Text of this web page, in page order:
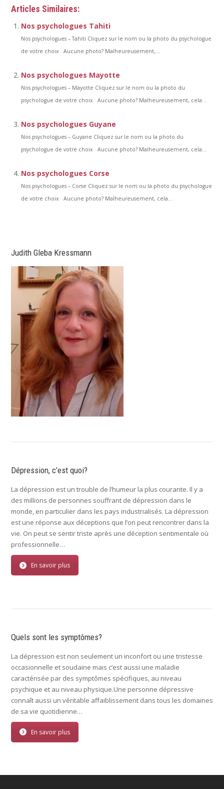
Articles Similaires:
Nos psychologues Tahiti
Nos psychologues – Tahiti Cliquez sur le nom ou la photo du psychologue
de votre choix Aucune photo? Malheureusement,...
Nos psychologues Mayotte
Nos psychologues – Mayotte Cliquez sur le nom ou la photo du
psychologue de votre choix Aucune photo? Malheureusement, cela...
Nos psychologues Guyane
Nos psychologues – Guyane Cliquez sur le nom ou la photo du
psychologue de votre choix Aucune photo? Malheureusement, cela...
Nos psychologues Corse
Nos psychologues – Corse Cliquez sur le nom ou la photo du psychologue
de votre choix Aucune photo? Malheureusement, cela...
Judith Gleba Kressmann
Dépression, c’est quoi?
La dépression est un trouble de l’humeur la plus courante. Il y a
des millions de personnes souffrant de dépression dans le
monde, en particulier dans les pays industrialisés. La dépression
est une réponse aux déceptions que l’on peut rencontrer dans la
vie. On peut se sentir triste après une déception sentimentale où
professionnelle…
En savoir plus
Quels sont les symptômes?
La dépression est non seulement un inconfort ou une tristesse
occasionnelle et soudaine mais c’est aussi une maladie
caractérisée par des symptômes spécifiques, au niveau
psychique et au niveau physique.Une personne dépressive
connaît aussi un véritable affaiblissement dans tous les domaines
de sa vie quotidienne…
En savoir plus